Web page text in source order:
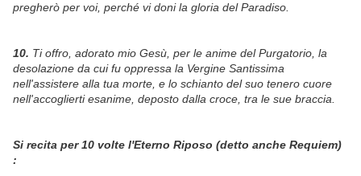
pregherò per voi, perché vi doni la gloria del Paradiso.
10. Ti offro, adorato mio Gesù, per le anime del Purgatorio, la
desolazione da cui fu oppressa la Vergine Santissima
nell'assistere alla tua morte, e lo schianto del suo tenero cuore
nell'accoglierti esanime, deposto dalla croce, tra le sue braccia.
Si recita per 10 volte l'Eterno Riposo (detto anche Requiem)
: